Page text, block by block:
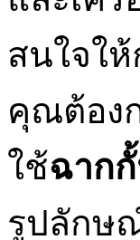
สนใจใ
คุณต้อง
ใช้ฉาก
รูปลักษ